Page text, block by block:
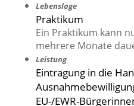
Lebenslage
Praktikum
Ein Praktikum kann
mehrere Monate
Leistung
Eintragung in die
EU-/EWR-